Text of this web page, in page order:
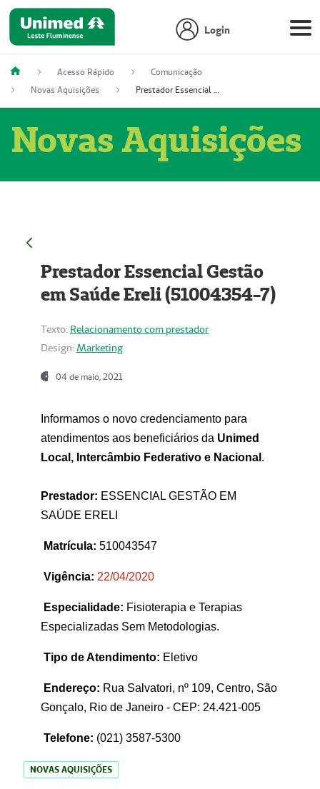
Login
Acesso Rápido
Comunicação
Novas Aquisições
Prestador Essencial Gestão em Saúde Ereli (51004354-7)
Novas Aquisições
Prestador Essencial Gestão
em Saúde Ereli (51004354-7)
Texto: Relacionamento com prestador
Design: Marketing
04 de maio, 2021
Informamos o novo credenciamento para
atendimentos aos beneficiários da Unimed
Local, Intercâmbio Federativo e Nacional .
Prestador: ESSENCIAL GESTÃO EM
SAÚDE ERELI
Matrícula: 510043547
Vigência: 22/04/2020
Especialidade: Fisioterapia e Terapias
Especializadas Sem Metodologias.
Tipo de Atendimento: Eletivo
Endereço: Rua Salvatori, nº 109, Centro, São
Gonçalo, Rio de Janeiro - CEP: 24.421-005
Telefone: (021) 3587-5300
NOVAS AQUISIÇÕES